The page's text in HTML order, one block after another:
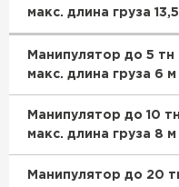
макс. длина груза
Манипулятор до 5 тн
макс. длина груза 6 м
Манипулятор до 10 тн
макс. длина груза 8 м
Манипулятор до 20